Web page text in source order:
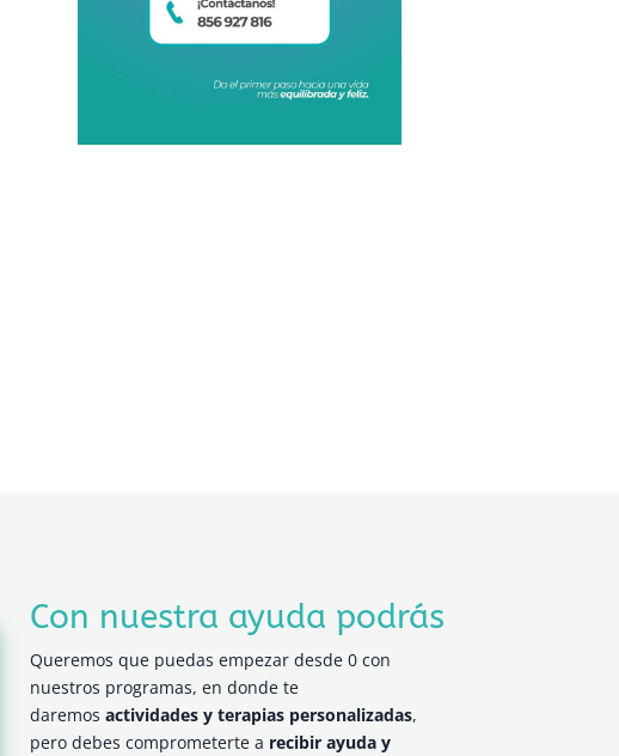
Con nuestra ayuda podrás
Queremos que puedas empezar desde 0 con
nuestros programas, en donde te
daremosactividades y terapias personalizadas,
pero debes comprometerte a recibir ayuda y